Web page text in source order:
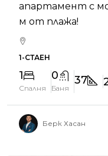
апартамент с
м от плажа!
1-СТАЕН
1
Спалня
0
Баня
37
Берк Хасан